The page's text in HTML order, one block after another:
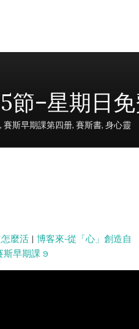
節–星期日
, 賽斯早期課第四册, 賽斯書, 身心靈
麼活 | 博客來-從「心」創造自
斯早期課 9